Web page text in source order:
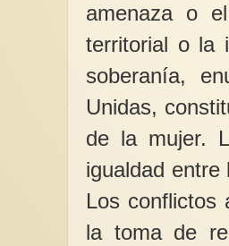
amenaza o
territorial o la
soberanía,
Unidas,
de la mujer.
igualdad
Los conflictos
la toma de